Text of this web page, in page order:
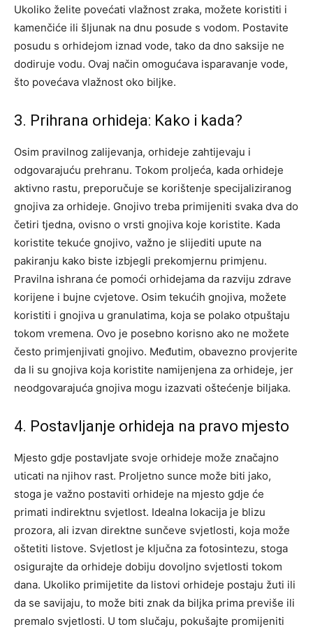
Ukoliko želite povećati vlažnost zraka, možete koristiti i
kamenčiće ili šljunak na dnu posude s vodom. Postavite
posudu s orhidejom iznad vode, tako da dno saksije ne
dodiruje vodu. Ovaj način omogućava isparavanje vode,
što povećava vlažnost oko biljke.
3. Prihrana orhideja: Kako i kada?
Osim pravilnog zalijevanja, orhideje zahtijevaju i
odgovarajuću prehranu. Tokom proljeća, kada orhideje
aktivno rastu, preporučuje se korištenje specijaliziranog
gnojiva za orhideje. Gnojivo treba primijeniti svaka dva do
četiri tjedna, ovisno o vrsti gnojiva koje koristite. Kada
koristite tekuće gnojivo, važno je slijediti upute na
pakiranju kako biste izbjegli prekomjernu primjenu.
Pravilna ishrana će pomoći orhidejama da razviju zdrave
korijene i bujne cvjetove. Osim tekućih gnojiva, možete
koristiti i gnojiva u granulatima, koja se polako otpuštaju
tokom vremena. Ovo je posebno korisno ako ne možete
često primjenjivati gnojivo. Međutim, obavezno provjerite
da li su gnojiva koja koristite namijenjena za orhideje, jer
neodgovarajuća gnojiva mogu izazvati oštećenje biljaka.
4. Postavljanje orhideja na pravo mjesto
Mjesto gdje postavljate svoje orhideje može značajno
uticati na njihov rast. Proljetno sunce može biti jako,
stoga je važno postaviti orhideje na mjesto gdje će
primati indirektnu svjetlost. Idealna lokacija je blizu
prozora, ali izvan direktne sunčeve svjetlosti, koja može
oštetiti listove. Svjetlost je ključna za fotosintezu, stoga
osigurajte da orhideje dobiju dovoljno svjetlosti tokom
dana. Ukoliko primijetite da listovi orhideje postaju žuti ili
da se savijaju, to može biti znak da biljka prima previše ili
premalo svjetlosti. U tom slučaju, pokušajte promijeniti